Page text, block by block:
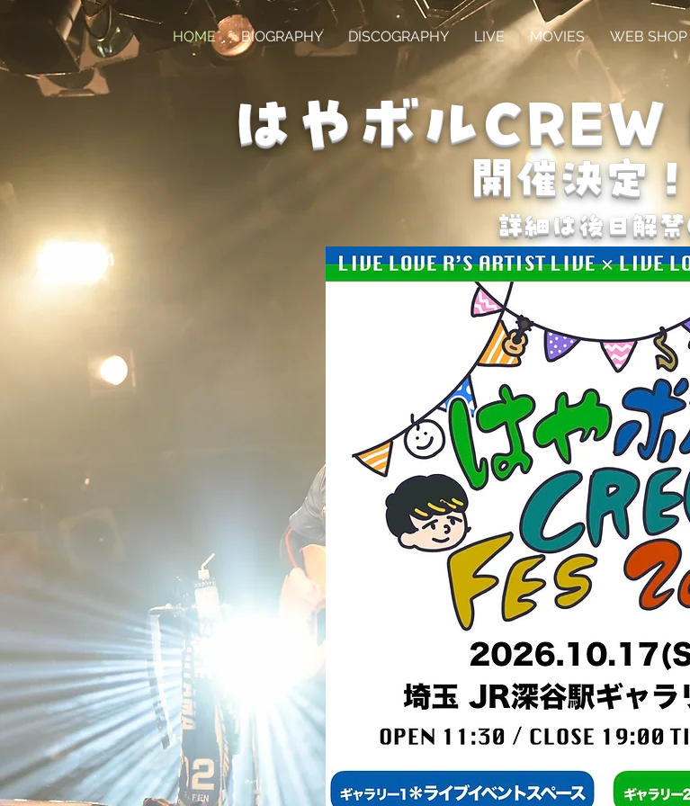
HOME BIOGRAPHY DISCOGRAPHY LIVE MOVIES WEB SHOP
はやボル
開催決定
詳細は後日解